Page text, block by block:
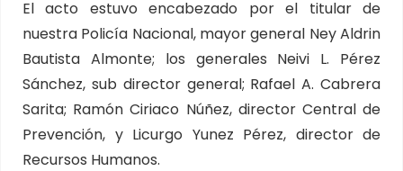
El acto estuvo encabezado por el titular de
nuestra Policía Nacional, mayor general Ney Aldrin
Bautista Almonte; los generales Neivi L. Pérez
Sánchez, sub director general; Rafael A. Cabrera
Sarita; Ramón Ciriaco Núñez, director Central de
Prevención, y Licurgo Yunez Pérez, director de
Recursos Humanos.